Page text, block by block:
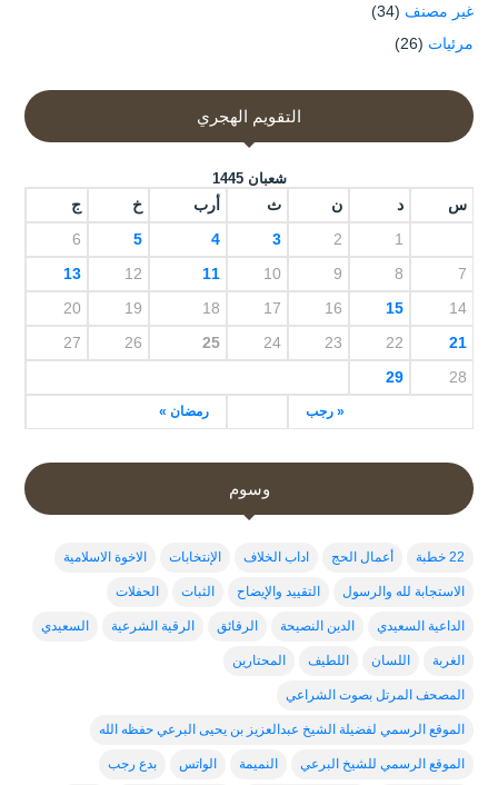
غير مصنف (34)
مرئيات (26)
التقويم الهجري
شعبان 1445
س د ن ث أرب خ ج
« رجب رمضان »
1
2
3
4
5
6
7
8
9
10
11
12
13
14
15
16
17
18
19
20
21
22
23
24
25
26
27
28
29
وسوم
22 خطبة أعمال الحج اداب الخلاف الإنتخابات الاخوة الاسلامية
الاستجابة لله والرسول التقييد والإيضاح الثبات الحفلات
الداعية السعيدي الدين النصيحة الرقائق الرقية الشرعية السعيدي
الغربة اللسان اللطيف المحتارين
المصحف المرتل بصوت الشراعي
الموقع الرسمي لفضيلة الشيخ عبدالعزيز بن يحيى البرعي حفظه الله
الموقع الرسمي للشيخ البرعي النميمة الواتس بدع رجب